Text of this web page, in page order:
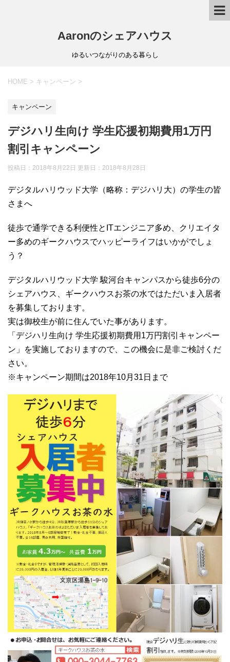
Aaronのシェアハウス
ゆるいつながりのある暮らし
HOME > キャンペーン >
キャンペーン
デジハリ生向け 学生応援初期費用1万円
割引キャンペーン
投稿日：2018年8月22日 更新日： 2018年8月28日
デジタルハリウッド大学（略称：デジハリ大）の学生の皆
さまへ
徒歩で通学できる利便性とITエンジニア多め、クリエイタ
ー多めのギークハウスでハッピーライフはいかがでしょ
う？
デジタルハリウッド大学 駿河台キャンパスから徒歩6分の
シェアハウス、ギークハウスお茶の水ではただいま入居者
を募集しております。
実は御校生が前に住んでいた事があります。
「デジハリ生向け 学生応援初期費用1万円割引キャンペー
ン」を実施しておりますので、この機会に是非ご検討くだ
さい。
※キャンペーン期間は2018年10月31日まで